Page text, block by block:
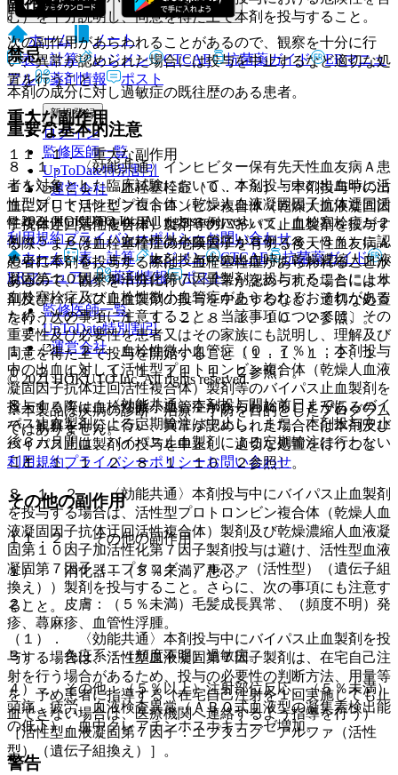
む）を十分説明し、同意を得た上で本剤を投与すること。
禁忌
本剤の成分に対し過敏症の既往歴のある患者。
重要な基本的注意
８．１． 〈効能共通〉インヒビター保有先天性血友病Ａ患
者を対象とした臨床試験において、本剤投与中の出血時に活
性型プロトロンビン複合体（乾燥人血液凝固因子抗体迂回活
性複合体）製剤を併用した３６例において、血栓塞栓症が２
例（５．６％）、血栓性微小血管症が３例（８．３％）に認
められている。また、本剤投与中の出血時に乾燥濃縮人血液
凝固第１０因子加活性化第７因子製剤を投与することにより
血栓塞栓症及び血栓性微小血管症があらわれるおそれがある
ため、次の事項に注意すること。当該事項については、その
重要性及び必要性を患者又はその家族にも説明し、理解及び
同意を得た上で投与を開始すること〔１．１、１．２、１
０．２、１１．１．１、１１．１．２参照〕。
８．１．１． 〈効能共通〉本剤投与開始前日までに、バイ
パス止血製剤による定期輸注は中止し、また、本剤投与中止
後６カ月間は、バイパス止血製剤による定期輸注は行わない
こと。
８．１．２． 〈効能共通〉本剤投与中にバイパス止血製剤
を投与する場合は、活性型プロトロンビン複合体（乾燥人血
液凝固因子抗体迂回活性複合体）製剤及び乾燥濃縮人血液凝
固第１０因子加活性化第７因子製剤投与は避け、活性型血液
凝固第７因子（エプタコグ アルファ（活性型）（遺伝子組
換え））製剤を投与すること。さらに、次の事項にも注意す
ること。
（１）． 〈効能共通〉本剤投与中にバイパス止血製剤を投
与する場合は、活性型血液凝固第７因子製剤は、在宅自己注
射を行う場合があるため、投与の必要性の判断方法、用量等
を、予め患者に指導する（在宅自己注射を１回実施しても止
血できない場合は、医療機関へ連絡するよう指導を行う）
［活性型血液凝固第７因子：エプタコグ アルファ（活性
型）（遺伝子組換え）］。
副作用
次の副作用があらわれることがあるので、観察を十分に行
い、異常が認められた場合には投与を中止するなど適切な処
置を行うこと。
重大な副作用
１１．１． 重大な副作用
１１．１．１． 血栓塞栓症（０．７％）：本剤投与中の出
血に対して活性型プロトロンビン複合体（乾燥人血液凝固因
子抗体迂回活性複合体）製剤等のバイパス止血製剤を投与す
る際、または血栓塞栓症の危険因子を有する後天性血友病Ａ
患者に本剤を投与する際は、血栓塞栓症があらわれることが
あるので、観察を十分に行い、異常が認められた場合には本
剤及びバイパス止血製剤の投与を中止するなど、適切な処置
を行うこと〔１．１、１．２、８．１、１０．２参照〕。
１１．１．２． 血栓性微小血管症（０．７％）：本剤投与
中の出血に対して活性型プロトロンビン複合体（乾燥人血液
凝固因子抗体迂回活性複合体）製剤等のバイパス止血製剤を
投与する際は血栓性微小血管症があらわれることがあるの
で、観察を十分に行い、異常が認められた場合には本剤及び
バイパス止血製剤の投与を中止し、適切な処置を行うこと
〔１．１、１．２、８．１、１０．２参照〕。
その他の副作用
１１．２． その他の副作用
１）． 消化器：（５％未満）悪心。
２）． 皮膚：（５％未満）毛髪成長異常、（頻度不明）発
疹、蕁麻疹、血管性浮腫。
３）． 免疫系：（頻度不明）過敏症。
４）． その他：（５％以上）注射部位反応、（５％未満）
頭痛、疲労、血液検査異常（ＡＢＯ式血液型の凝集素検出能
の低下）、血中クレアチンホスホキナーゼ増加。
警告
ホーム
ノート
表・計算
レジメン CTCAE 抗菌薬ガイド
ERマニュ
アル
薬剤情報 ポスト
新規登録
ログイン
監修医師一覧
UpToDate特別割引
運営会社
© 2021 HOKUTO Inc. All rights reserved.
利用規約プライバシーポリシーお問い合わせ
ホーム
表・計算 レジメン CTCAE
抗菌薬ガイド
ERマニュアル
薬剤情報 ポスト
監修医師一覧
UpToDate特別割引
運営会社
© 2021 HOKUTO Inc. All rights reserved.
※本製品は疾病の診断・治療・予防を目的としたプログラム
ではありません。
利用規約プライバシーポリシーお問い合わせ